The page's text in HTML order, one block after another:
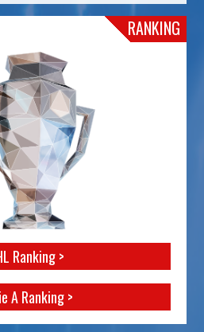
RANKING
Ranking >
A Ranking >